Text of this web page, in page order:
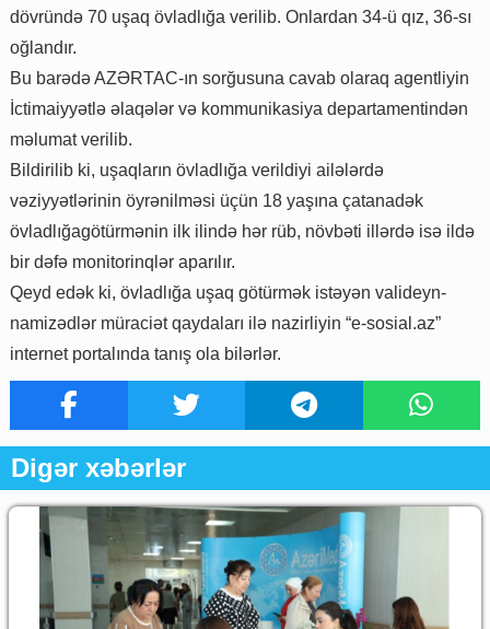
dövründə 70 uşaq övladlığa verilib. Onlardan 34-ü qız, 36-sı
oğlandır.
Bu barədə AZƏRTAC-ın sorğusuna cavab olaraq agentliyin
İctimaiyyətlə əlaqələr və kommunikasiya departamentindən
məlumat verilib.
Bildirilib ki, uşaqların övladlığa verildiyi ailələrdə
vəziyyətlərinin öyrənilməsi üçün 18 yaşına çatanadək
övladlığagötürmənin ilk ilində hər rüb, növbəti illərdə isə ildə
bir dəfə monitorinqlər aparılır.
Qeyd edək ki, övladlığa uşaq götürmək istəyən valideyn-
namizədlər müraciət qaydaları ilə nazirliyin “e-sosial.az”
internet portalında tanış ola bilərlər.
Digər xəbərlər